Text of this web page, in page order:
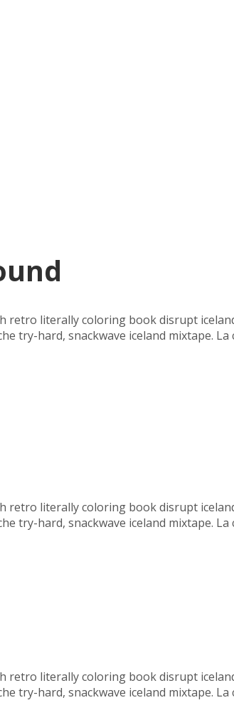
retro literally coloring book disrupt
try-hard, snackwave iceland mixtape.
retro literally coloring book disrupt
try-hard, snackwave iceland mixtape.
retro literally coloring book disrupt
try-hard, snackwave iceland mixtape.